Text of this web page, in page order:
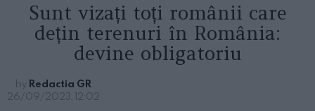
Sunt vizați toți românii care
dețin terenuri în România:
devine obligatoriu
by Redactia GR
26/09/2023, 12:02